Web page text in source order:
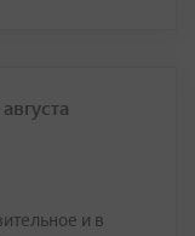
и в